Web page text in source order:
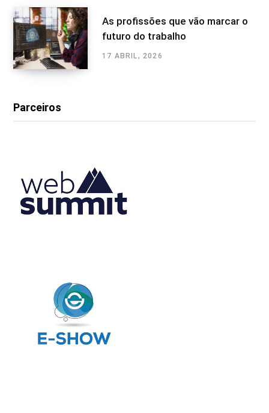
As profissões que vão marcar o
futuro do trabalho
17 ABRIL, 2026
Parceiros